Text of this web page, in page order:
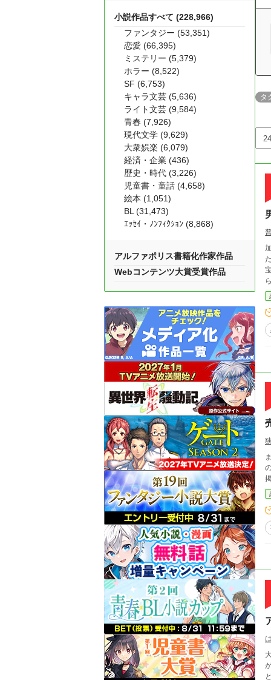
タ
た
大人
小説作品すべて (228,966)
ファンタジー (53,351)
恋愛 (66,395)
ミステリー (5,379)
ホラー (8,522)
SF (6,753)
キャラ文芸 (5,636)
ライト文芸 (9,584)
青春 (7,926)
現代文学 (9,629)
大衆娯楽 (6,079)
経済・企業 (436)
歴史・時代 (3,226)
児童書・童話 (4,658)
絵本 (1,051)
BL (31,473)
ｴｯｾｲ・ﾉﾝﾌｨｸｼｮﾝ (8,868)
アルファポリス書籍化作家作品
Webコンテンツ大賞受賞作品